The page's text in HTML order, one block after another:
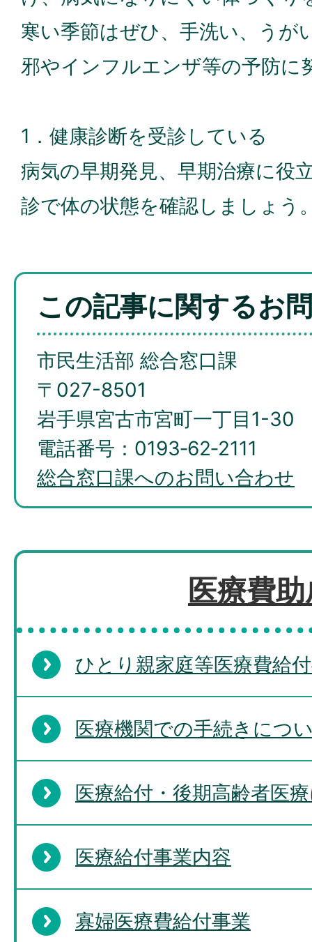
寒い季節はぜひ、手洗い、うが
邪やインフルエンザ等の予防に
1．健康診断を受診している
病気の早期発見、早期治療に役
診で体の状態を確認しましょう
この記事に関するお
市民生活部 総合窓口課
〒027-8501
岩手県宮古市宮町一丁目1-30
電話番号：0193‐62‐2111
総合窓口課へのお問い合わせ
医療費
ひとり親家庭等医療費給
医療機関での手続きにつ
医療給付・後期高齢者医
医療給付事業内容
寡婦医療費給付事業